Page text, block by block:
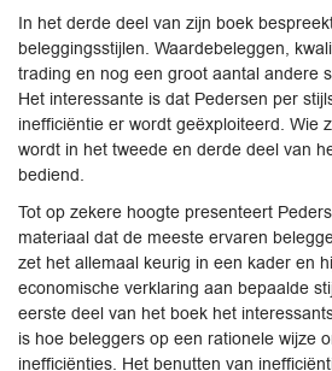
In het derde deel van zijn boek
beleggingsstijlen. Waardebeleggen,
trading en nog een groot aantal andere
Het interessante is dat Pedersen per
inefficiëntie er wordt geëxploiteerd. Wie
wordt in het tweede en derde deel van
bediend.
Tot op zekere hoogte presenteert
materiaal dat de meeste ervaren
zet het allemaal keurig in een kader en
economische verklaring aan bepaalde
eerste deel van het boek het
is hoe beleggers op een rationele wijze
inefficiënties. Het benutten van